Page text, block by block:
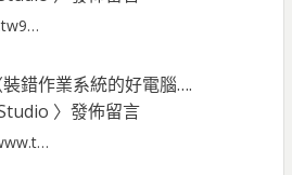
裝錯作業系統的好電腦….
〉發佈留言